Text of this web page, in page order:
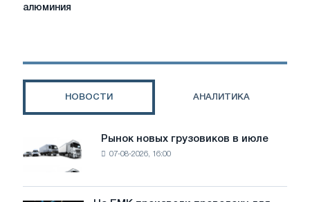
стали,
алюминия
НОВОСТИ АНАЛИТИКА
Рынок
новых
грузовиков
в
Рынок новых грузовиков в июле
07-08-2026, 16:00